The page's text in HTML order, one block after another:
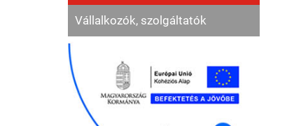
Vállalkozók, szolgáltatók